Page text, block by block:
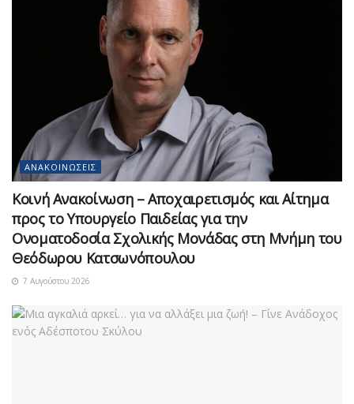
ΑΝΑΚΟΙΝΏΣΕΙΣ
Κοινή Ανακοίνωση – Αποχαιρετισμός και Αίτημα
προς το Υπουργείο Παιδείας για την
Ονοματοδοσία Σχολικής Μονάδας στη Μνήμη του
Θεόδωρου Κατσωνόπουλου
7 Αυγούστου 2026